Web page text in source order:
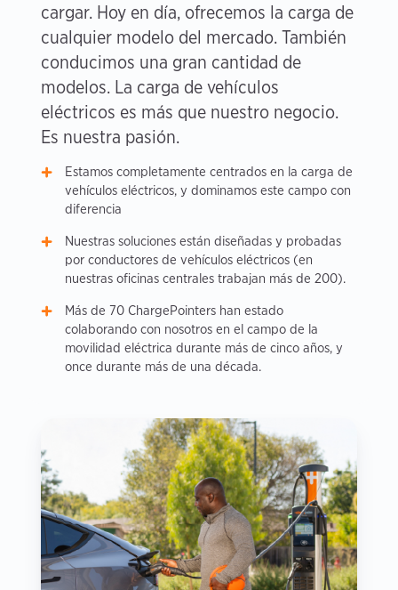
cargar. Hoy en día, ofrecemos la carga de
cualquier modelo del mercado. También
conducimos una gran cantidad de
modelos. La carga de vehículos
eléctricos es más que nuestro negocio.
Es nuestra pasión.
Estamos completamente centrados en la carga de
vehículos eléctricos, y dominamos este campo con
diferencia
Nuestras soluciones están diseñadas y probadas
por conductores de vehículos eléctricos (en
nuestras oficinas centrales trabajan más de 200).
Más de 70 ChargePointers han estado
colaborando con nosotros en el campo de la
movilidad eléctrica durante más de cinco años, y
once durante más de una década.